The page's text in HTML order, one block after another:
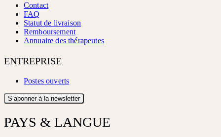
Contact
FAQ
Statut de livraison
Remboursement
Annuaire des thérapeutes
ENTREPRISE
Postes ouverts
S’abonner à la newsletter
PAYS & LANGUE